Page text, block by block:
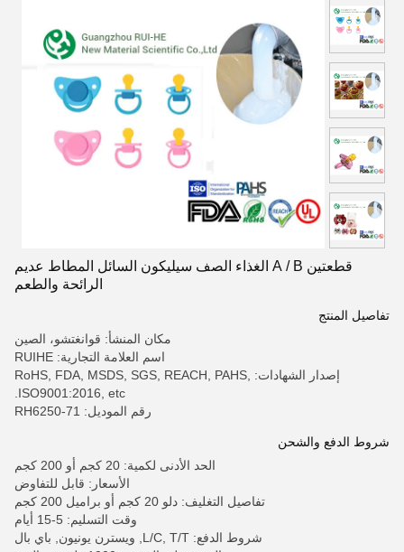
قطعتين A / B الغذاء الصف سيليكون السائل المطاط عديم
الرائحة والطعم
تفاصيل المنتج
مكان المنشأ: قوانغتشو، الصين
اسم العلامة التجارية: RUIHE
إصدار الشهادات: RoHS, FDA, MSDS, SGS, REACH, PAHS,
ISO9001:2016, etc.
رقم الموديل: RH6250-71
شروط الدفع والشحن
الحد الأدنى لكمية: 20 كجم أو 200 كجم
الأسعار: قابل للتفاوض
تفاصيل التغليف: دلو 20 كجم أو براميل 200 كجم
وقت التسليم: 5-15 أيام
شروط الدفع: L/C, T/T, ويسترن يونيون, باي بال